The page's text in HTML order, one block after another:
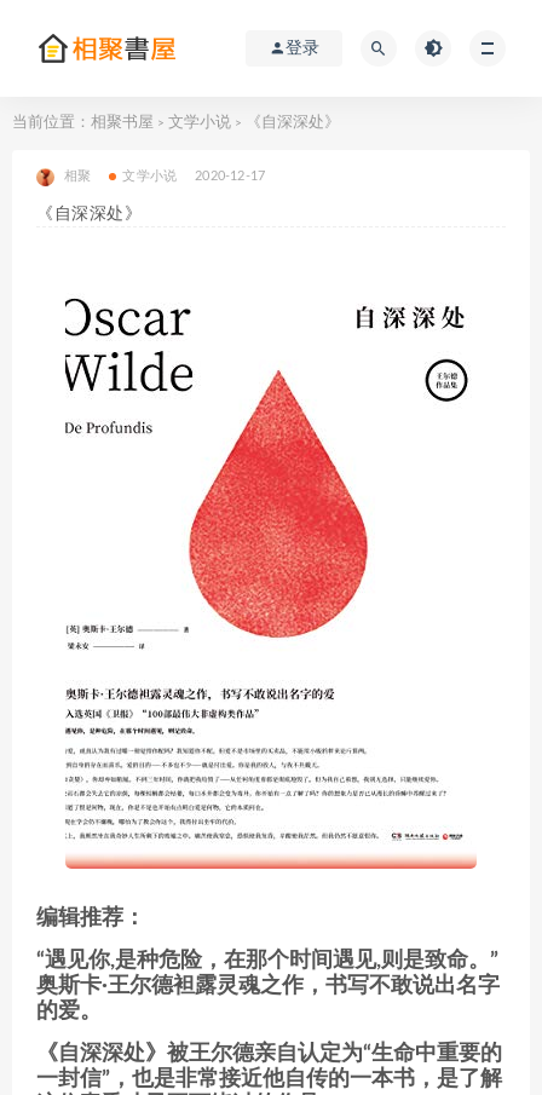
登录
当前位置： 相聚书屋 > 文学小说 > 《自深深处》
相聚 文学小说 2020-12-17
《自深深处》
编辑推荐：
“遇见你,是种危险，在那个时间遇见,则是致命。”
奥斯卡·王尔德袒露灵魂之作，书写不敢说出名字
的爱。
《自深深处》被王尔德亲自认定为“生命中重要的
一封信”，也是非常接近他自传的一本书，是了解